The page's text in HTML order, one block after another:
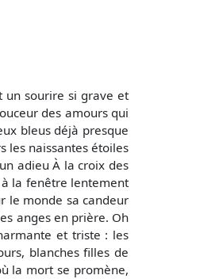
un sourire si grave et
des amours qui
bleus déjà presque
les naissantes étoiles
adieu À la croix des
la fenêtre lentement
le monde sa candeur
anges en prière. Oh
et triste : les
blanches filles de
la mort se promène,